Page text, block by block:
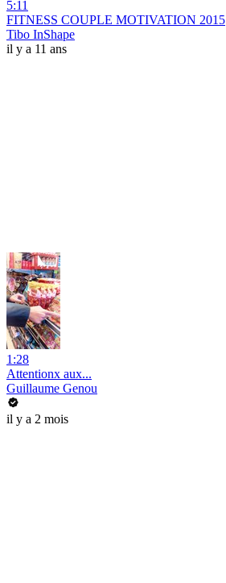
5:11
FITNESS COUPLE MOTIVATION 2015
Tibo InShape
il y a 11 ans
1:28
Attentionx aux...
Guillaume Genou
il y a 2 mois